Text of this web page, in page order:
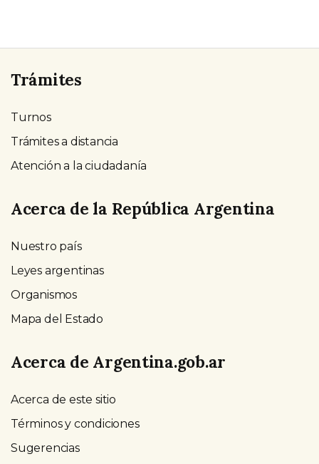
Trámites
Turnos
Trámites a distancia
Atención a la ciudadanía
Acerca de la República Argentina
Nuestro país
Leyes argentinas
Organismos
Mapa del Estado
Acerca de Argentina.gob.ar
Acerca de este sitio
Términos y condiciones
Sugerencias